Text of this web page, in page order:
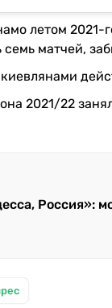
летом 2021-
матчей,
2021/22
Россия»: